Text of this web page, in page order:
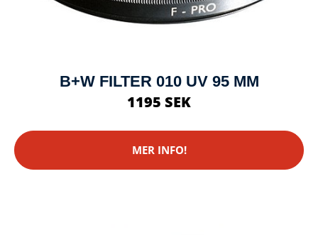
B+W FILTER 010 UV 95 MM
1195 SEK
MER INFO!